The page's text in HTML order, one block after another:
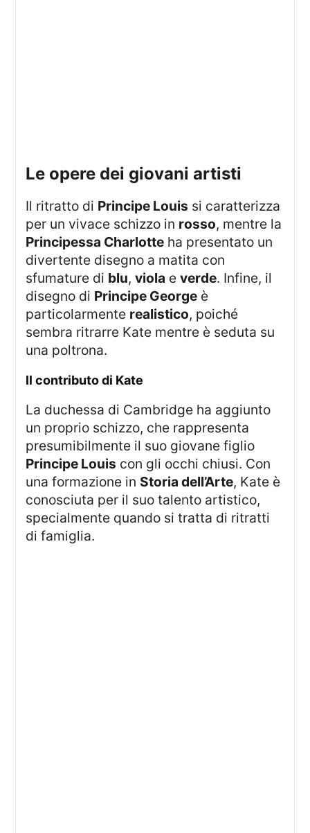
Le opere dei giovani artisti
Il ritratto di Principe Louis si caratterizza
per un vivace schizzo in rosso, mentre la
Principessa Charlotte ha presentato un
divertente disegno a matita con
sfumature di blu,viola everde. Infine, il
disegno di Principe George è
particolarmente realistico, poiché
sembra ritrarre Kate mentre è seduta su
una poltrona.
Il contributo di Kate
La duchessa di Cambridge ha aggiunto
un proprio schizzo, che rappresenta
presumibilmente il suo giovane figlio
Principe Louis con gli occhi chiusi. Con
una formazione in Storia dell’Arte, Kate è
conosciuta per il suo talento artistico,
specialmente quando si tratta di ritratti
di famiglia.